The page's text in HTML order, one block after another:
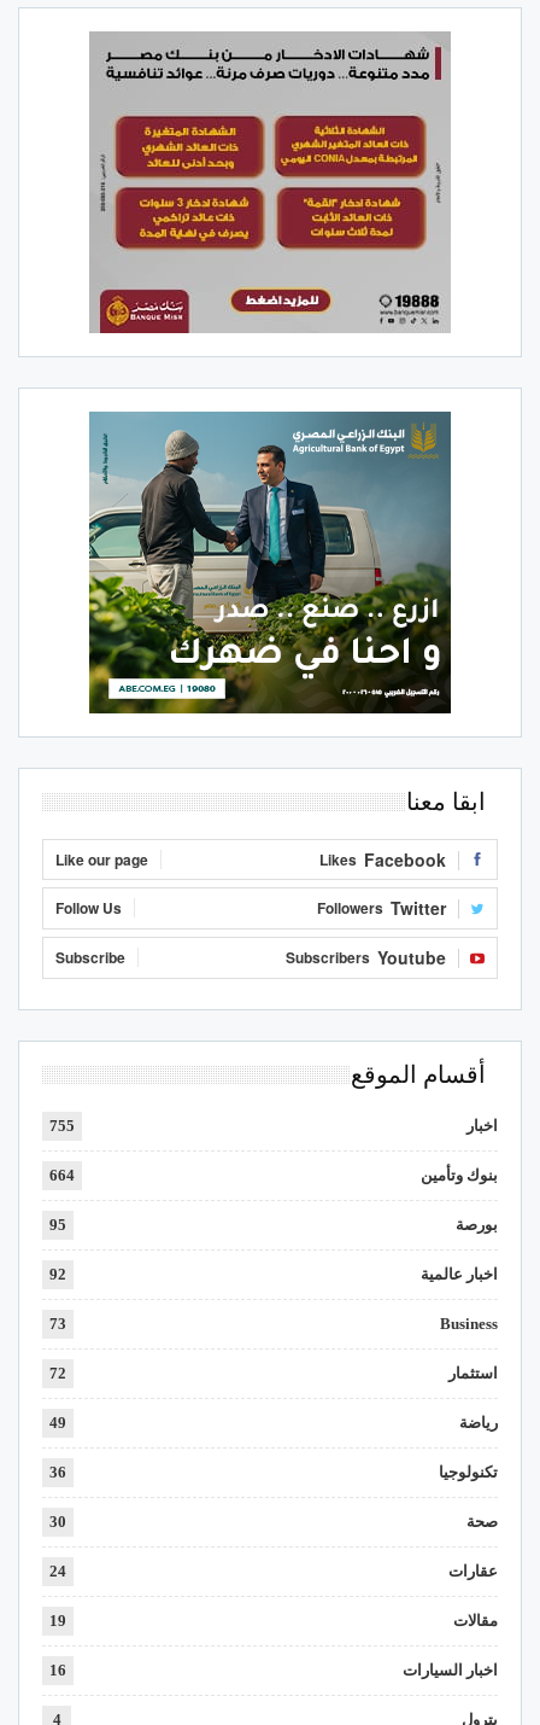
ابقا معنا
Facebook
Likes
Like our page
Twitter
Followers
Follow Us
Youtube
Subscribers
Subscribe
أقسام الموقع
اخبار 755
بنوك وتأمين 664
بورصة 95
اخبار عالمية 92
Business
73
استثمار 72
رياضة 49
تكنولوجيا 36
صحة 30
عقارات 24
مقالات 19
اخبار السيارات 16
بترول 4